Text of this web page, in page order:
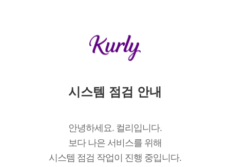
시스템 점검 안내
안녕하세요. 컬리입니다.
보다 나은 서비스를 위해
시스템 점검 작업이 진행 중입니다.